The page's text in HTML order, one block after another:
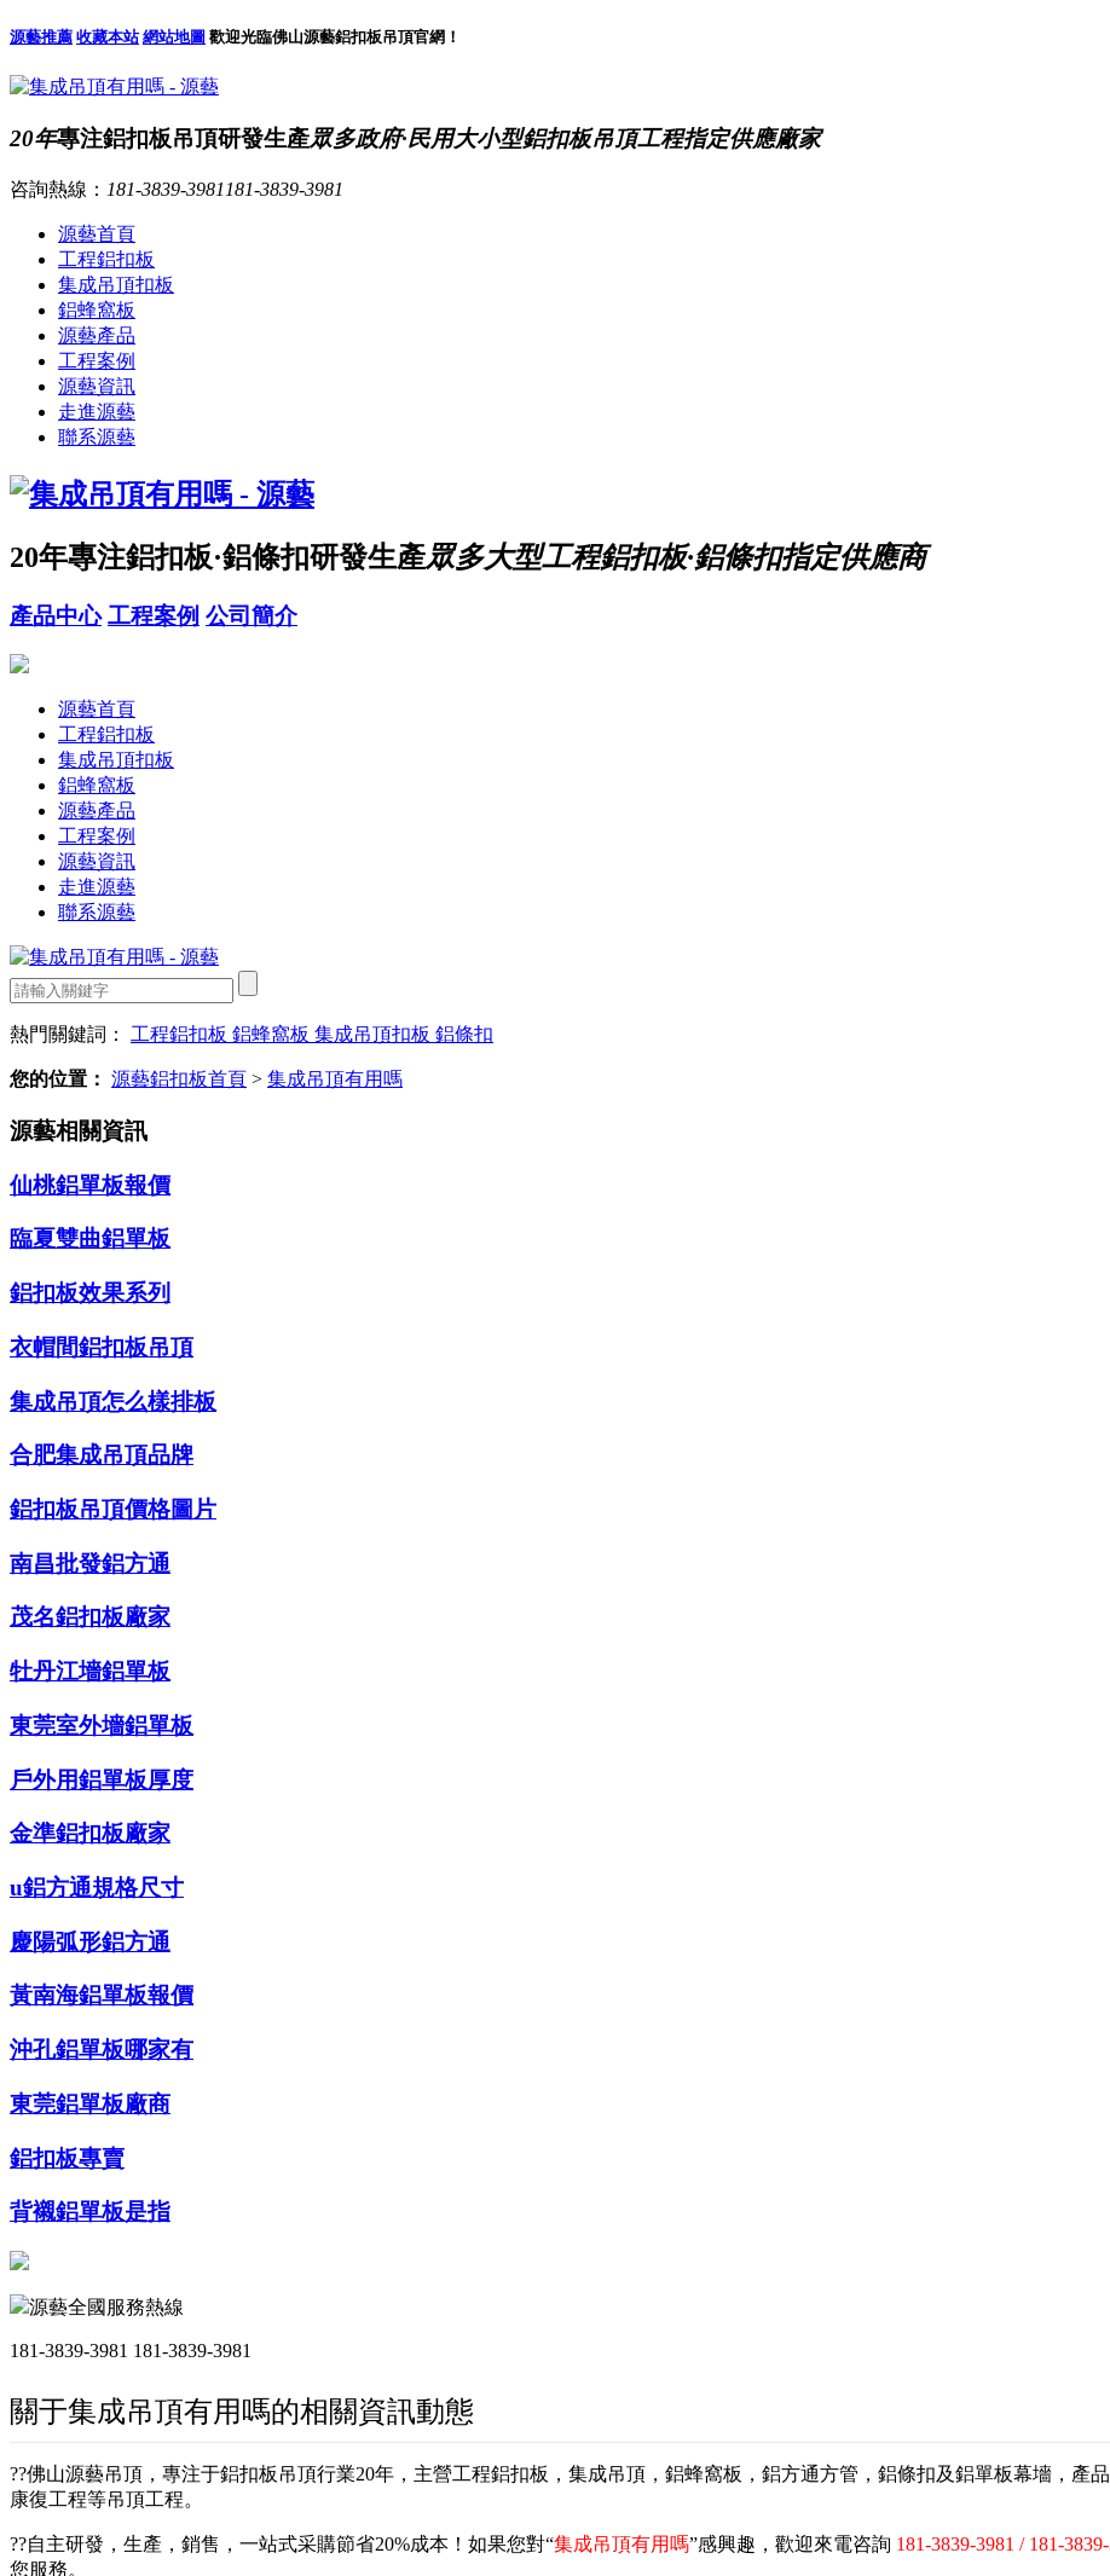
源藝推薦 收藏本站 網站地圖 歡迎光臨佛山源藝鋁扣板吊頂官網！
20年專注鋁扣板吊頂研發生產眾多政府·民用大小型鋁扣板吊頂工程指定供應廠家
咨詢熱線： 181-3839-3981 181-3839-3981
源藝首頁
工程鋁扣板
集成吊頂扣板
鋁蜂窩板
源藝產品
工程案例
源藝資訊
走進源藝
聯系源藝
20年專注鋁扣板·鋁條扣研發生產眾多大型工程鋁扣板·鋁條扣指定供應商
產品中心 工程案例 公司簡介
源藝首頁
工程鋁扣板
集成吊頂扣板
鋁蜂窩板
源藝產品
工程案例
源藝資訊
走進源藝
聯系源藝
熱門關鍵詞： 工程鋁扣板 鋁蜂窩板 集成吊頂扣板 鋁條扣
您的位置： 源藝鋁扣板首頁 > 集成吊頂有用嗎
源藝相關資訊
仙桃鋁單板報價
臨夏雙曲鋁單板
鋁扣板效果系列
衣帽間鋁扣板吊頂
集成吊頂怎么樣排板
合肥集成吊頂品牌
鋁扣板吊頂價格圖片
南昌批發鋁方通
茂名鋁扣板廠家
牡丹江墻鋁單板
東莞室外墻鋁單板
戶外用鋁單板厚度
金準鋁扣板廠家
u鋁方通規格尺寸
慶陽弧形鋁方通
黃南海鋁單板報價
沖孔鋁單板哪家有
東莞鋁單板廠商
鋁扣板專賣
背襯鋁單板是指
源藝全國服務熱線
181-3839-3981 181-3839-3981
關于集成吊頂有用嗎的相關資訊動態
??佛山源藝吊頂，專注于鋁扣板吊頂行業20年，主營工程鋁扣板，集成吊頂，鋁蜂窩板，鋁方通方管，鋁條扣及鋁單板幕墻，產
康復工程等吊頂工程。
??自主研發，生產，銷售，一站式采購節省20%成本！如果您對“集成吊頂有用嗎”感興趣，歡迎來電咨詢 181-3839-3981 / 181-3839-
您服務。